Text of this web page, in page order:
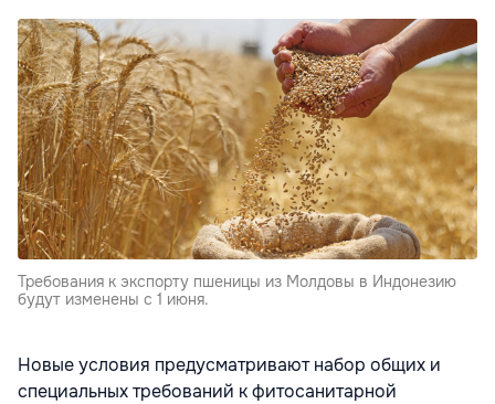
Требования к экспорту пшеницы из Молдовы в Индонезию
будут изменены с 1 июня.
Новые условия предусматривают набор общих и
специальных требований к фитосанитарной